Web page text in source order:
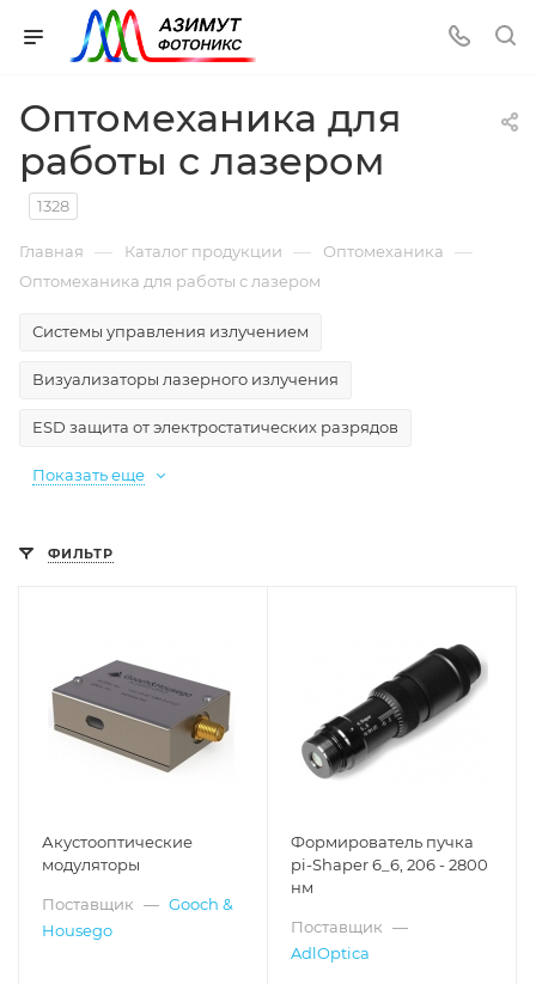
Оптомеханика для
работы с лазером
1328
Главная — Каталог продукции — Оптомеханика —
Оптомеханика для работы с лазером
Системы управления излучением
Визуализаторы лазерного излучения
ESD защита от электростатических разрядов
Показать еще
ФИЛЬТР
Акустооптические
модуляторы
Поставщик — Gooch &
Housego
Формирователь пучка
pi-Shaper 6_6, 206 - 2800
нм
Поставщик —
AdlOptica